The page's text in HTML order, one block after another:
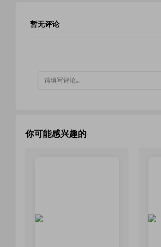
暂无评论
你可能感兴趣的